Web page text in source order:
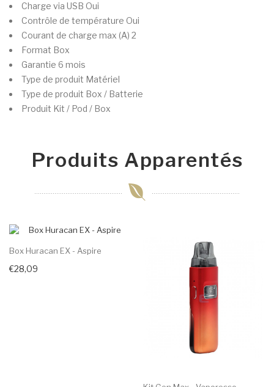
Charge via USB Oui
Contrôle de température Oui
Courant de charge max (A) 2
Format Box
Garantie 6 mois
Type de produit Matériel
Type de produit Box / Batterie
Produit Kit / Pod / Box
Produits Apparentés
Box Huracan EX - Aspire
€28,09